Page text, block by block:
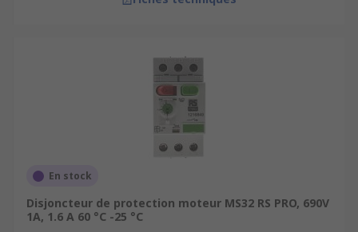
En stock
Disjoncteur de protection moteur MS32 RS PRO, 690V
1A, 1.6 A 60 °C -25 °C